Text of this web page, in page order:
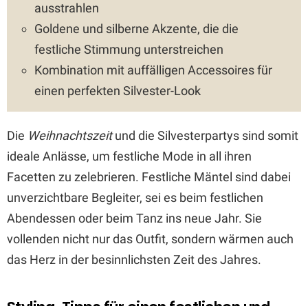
ausstrahlen
Goldene und silberne Akzente, die die
festliche Stimmung unterstreichen
Kombination mit auffälligen Accessoires für
einen perfekten Silvester-Look
Die Weihnachtszeitund die Silvesterpartys sind somit
ideale Anlässe, um festliche Mode in all ihren
Facetten zu zelebrieren. Festliche Mäntel sind dabei
unverzichtbare Begleiter, sei es beim festlichen
Abendessen oder beim Tanz ins neue Jahr. Sie
vollenden nicht nur das Outfit, sondern wärmen auch
das Herz in der besinnlichsten Zeit des Jahres.